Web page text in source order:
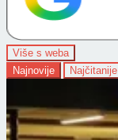
Više s weba
Najnovije
Najčitanije